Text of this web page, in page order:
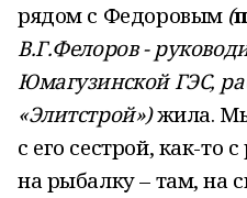
рядом с Федоровым (
В.Г.Фелоров -
Юмагузинской ГЭС,
«Элитстрой»)жила.
с его сестрой, как-то
на рыбалку – там, на